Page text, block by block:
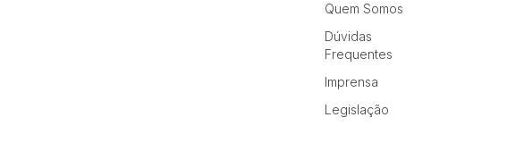
Quem Somos
Dúvidas
Frequentes
Imprensa
Legislação